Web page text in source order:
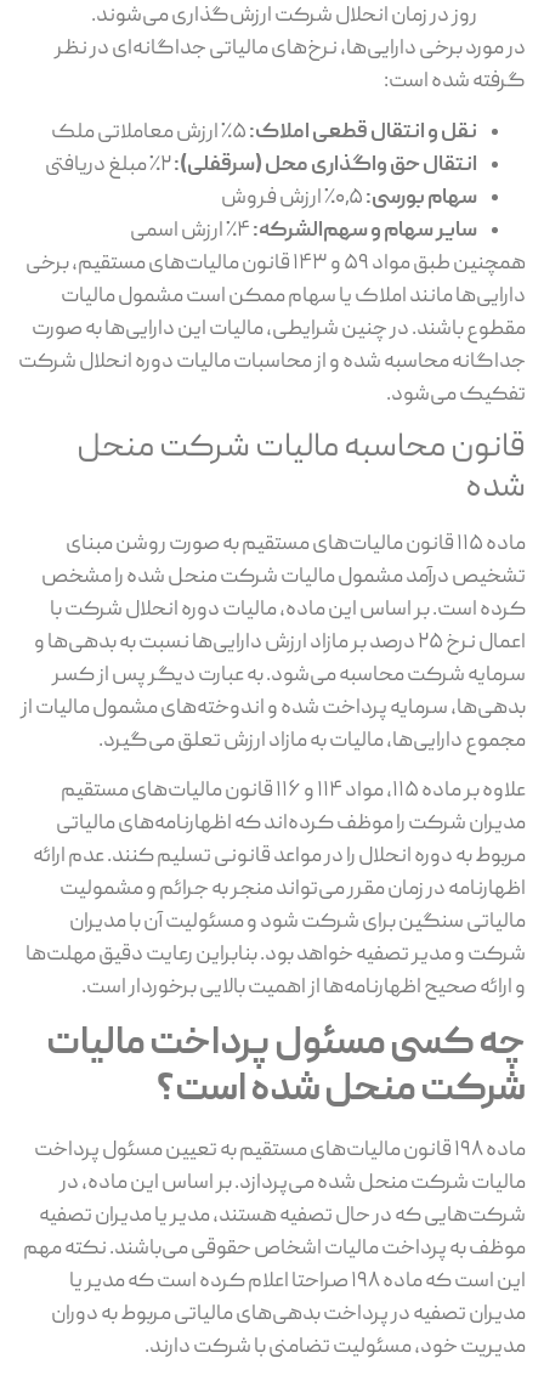
روز در زمان انحلال شرکت ارزش‌گذاری می‌شوند.
در مورد برخی دارایی‌ها، نرخ‌های مالیاتی جداگانه‌ای در نظر
گرفته شده است:
نقل و انتقال قطعی املاک:
انتقال حق واگذاری محل (سرقفلی):
سهام بورسی:
سایر سهام و سهم‌الشرکه:
همچنین طبق مواد ۵۹ و ۱۴۳ قانون مالیات‌های مستقیم، برخی
دارایی‌ها مانند املاک یا سهام ممکن است مشمول مالیات
مقطوع باشند. در چنین شرایطی، مالیات این دارایی‌ها به ‌صورت
جداگانه محاسبه شده و از محاسبات مالیات دوره انحلال شرکت
تفکیک می‌شود.
قانون محاسبه مالیات شرکت منحل
شده
ماده ۱۱۵ قانون مالیات‌های مستقیم به ‌صورت روشن مبنای
تشخیص درآمد مشمول مالیات شرکت منحل ‌شده را مشخص
کرده است. بر اساس این ماده، مالیات دوره انحلال شرکت با
اعمال نرخ ۲۵ درصد بر مازاد ارزش دارایی‌ها نسبت به بدهی‌ها و
سرمایه شرکت محاسبه می‌شود. به عبارت دیگر پس از کسر
بدهی‌ها، سرمایه پرداخت ‌شده و اندوخته‌های مشمول مالیات از
مجموع دارایی‌ها، مالیات به مازاد ارزش تعلق می‌گیرد.
علاوه بر ماده ۱۱۵، مواد ۱۱۴ و ۱۱۶ قانون مالیات‌های مستقیم
مدیران شرکت را موظف کرده‌اند که اظهارنامه‌های مالیاتی
مربوط به دوره انحلال را در مواعد قانونی تسلیم کنند. عدم ارائه
اظهارنامه در زمان مقرر می‌تواند منجر به جرائم و مشمولیت
مالیاتی سنگین برای شرکت شود و مسئولیت آن با مدیران
شرکت و مدیر تصفیه خواهد بود. بنابراین رعایت دقیق مهلت‌ها
و ارائه صحیح اظهارنامه‌ها از اهمیت بالایی برخوردار است.
چه کسی مسئول پرداخت مالیات
شرکت منحل شده است؟
ماده ۱۹۸ قانون مالیات‌های مستقیم به تعیین مسئول پرداخت
مالیات شرکت منحل ‌شده می‌پردازد. بر اساس این ماده، در
شرکت‌هایی که در حال تصفیه هستند، مدیر یا مدیران تصفیه
موظف به پرداخت مالیات اشخاص حقوقی می‌باشند. نکته مهم
این است که ماده ۱۹۸ صراحتا اعلام کرده است که مدیر یا
مدیران تصفیه در پرداخت بدهی‌های مالیاتی مربوط به دوران
مدیریت خود، مسئولیت تضامنی با شرکت دارند.